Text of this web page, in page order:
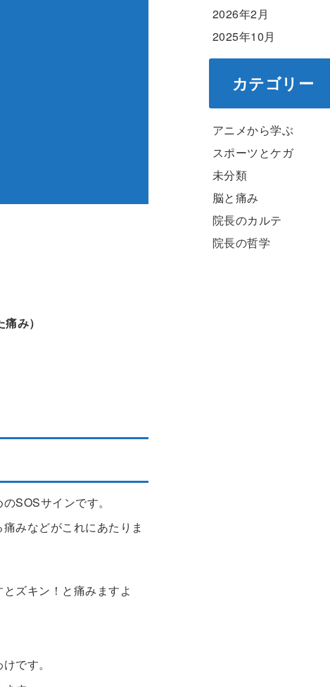
み）
SOSサインです。
みなどがこれにあたりま
ズキン！と痛みますよ
です。
2026年2月
2025年10月
カテゴリー
アニメから学ぶ
スポーツとケガ
未分類
脳と痛み
院長のカルテ
院長の哲学